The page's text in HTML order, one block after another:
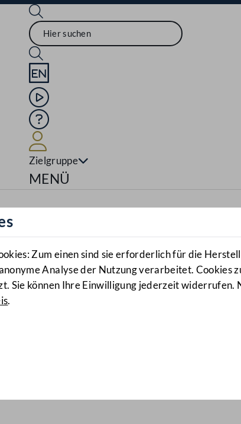
Sprache English
Mediathek
Hilfe
Zielgruppe
Navigationsmenü öffnen
MENÜ
Zum einen sind sie erforderlich für die
Analyse der Nutzung verarbeitet. Cookies
Sie können Ihre Einwilligung jederzeit widerrufen.
.
für eine
denen ein